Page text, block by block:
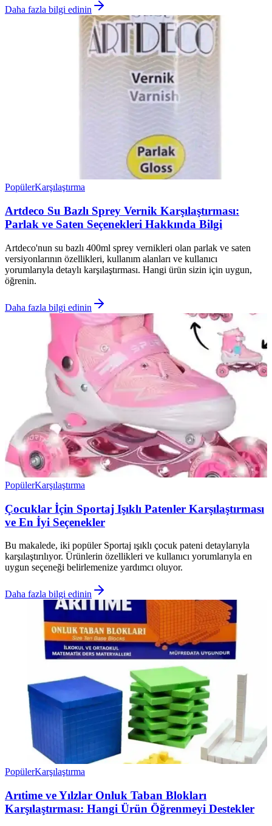
Daha fazla bilgi edinin
PopülerKarşılaştırma
Artdeco Su Bazlı Sprey Vernik Karşılaştırması:
Parlak ve Saten Seçenekleri Hakkında Bilgi
Artdeco'nun su bazlı 400ml sprey vernikleri olan parlak ve saten
versiyonlarının özellikleri, kullanım alanları ve kullanıcı
yorumlarıyla detaylı karşılaştırması. Hangi ürün sizin için uygun,
öğrenin.
Daha fazla bilgi edinin
PopülerKarşılaştırma
Çocuklar İçin Sportaj Işıklı Patenler Karşılaştırması
ve En İyi Seçenekler
Bu makalede, iki popüler Sportaj ışıklı çocuk pateni detaylarıyla
karşılaştırılıyor. Ürünlerin özellikleri ve kullanıcı yorumlarıyla en
uygun seçeneği belirlemenize yardımcı oluyor.
Daha fazla bilgi edinin
PopülerKarşılaştırma
Arıtime ve Yılzlar Onluk Taban Blokları
Karşılaştırması: Hangi Ürün Öğrenmeyi Destekler